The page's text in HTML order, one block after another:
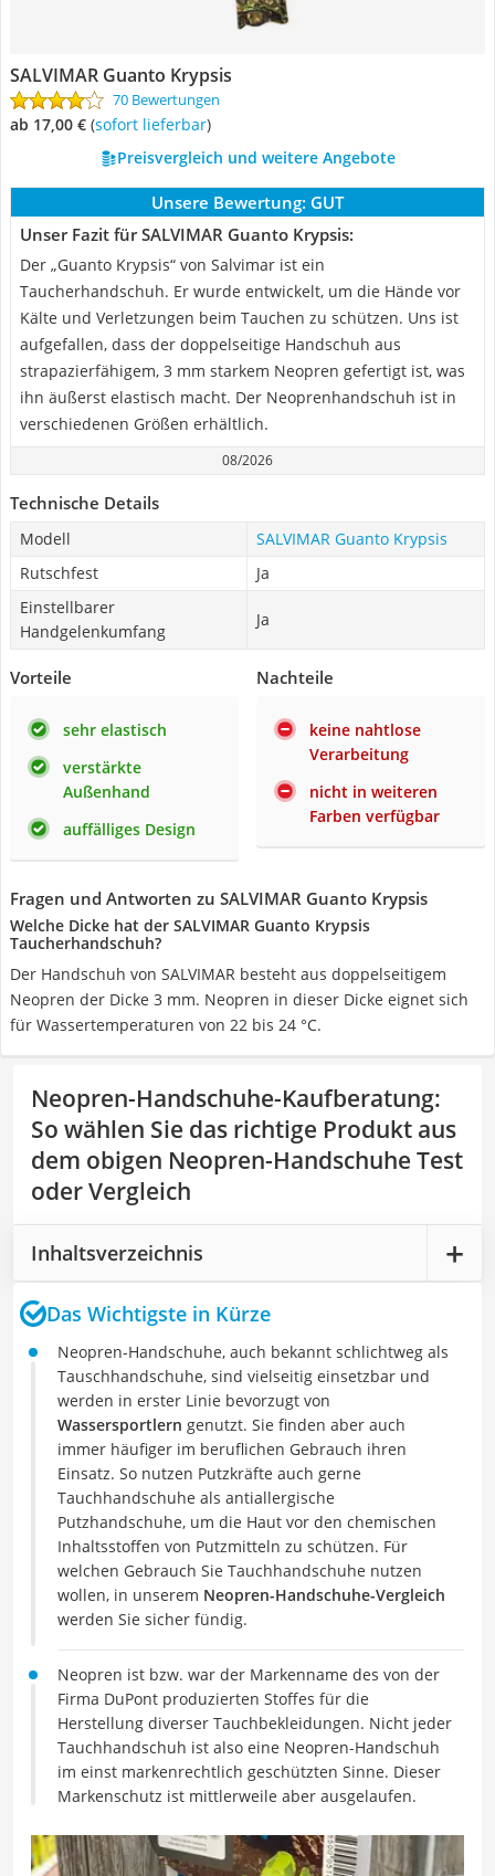
SALVIMAR Guanto Krypsis
70 Bewertungen
ab 17,00 € ( Sofort lieferbar)
Preisvergleich und weitere Angebote
Unsere Bewertung: GUT
Unser Fazit für SALVIMAR Guanto Krypsis:
Der „Guanto Krypsis“ von Salvimar ist ein
Taucherhandschuh. Er wurde entwickelt, um die Hände vor
Kälte und Verletzungen beim Tauchen zu schützen. Uns ist
aufgefallen, dass der doppelseitige Handschuh aus
strapazierfähigem, 3 mm starkem Neopren gefertigt ist, was
ihn äußerst elastisch macht. Der Neoprenhandschuh ist in
verschiedenen Größen erhältlich.
08/2026
Technische Details
Modell
SALVIMAR Guanto Krypsis
Rutschfest
Ja
Einstellbarer
Handgelenkumfang
Ja
Vorteile
sehr elastisch
verstärkte
Außenhand
auffälliges Design
Nachteile
keine nahtlose
Verarbeitung
nicht in weiteren
Farben verfügbar
Fragen und Antworten zu SALVIMAR Guanto Krypsis
Welche Dicke hat der SALVIMAR Guanto Krypsis
Taucherhandschuh?
Der Handschuh von SALVIMAR besteht aus doppelseitigem
Neopren der Dicke 3 mm. Neopren in dieser Dicke eignet sich
für Wassertemperaturen von 22 bis 24 °C.
Neopren-Handschuhe-Kaufberatung:
So wählen Sie das richtige Produkt aus
dem obigen Neopren-Handschuhe Test
oder Vergleich
Inhaltsverzeichnis
Das Wichtigste in Kürze
Neopren-Handschuhe, auch bekannt schlichtweg als
Tauschhandschuhe, sind vielseitig einsetzbar und
werden in erster Linie bevorzugt von
Wassersportlern genutzt. Sie finden aber auch
immer häufiger im beruflichen Gebrauch ihren
Einsatz. So nutzen Putzkräfte auch gerne
Tauchhandschuhe als antiallergische
Putzhandschuhe, um die Haut vor den chemischen
Inhaltsstoffen von Putzmitteln zu schützen. Für
welchen Gebrauch Sie Tauchhandschuhe nutzen
wollen, in unserem Neopren-Handschuhe-Vergleich
werden Sie sicher fündig.
Neopren ist bzw. war der Markenname des von der
Firma DuPont produzierten Stoffes für die
Herstellung diverser Tauchbekleidungen. Nicht jeder
Tauchhandschuh ist also eine Neopren-Handschuh
im einst markenrechtlich geschützten Sinne. Dieser
Markenschutz ist mittlerweile aber ausgelaufen.